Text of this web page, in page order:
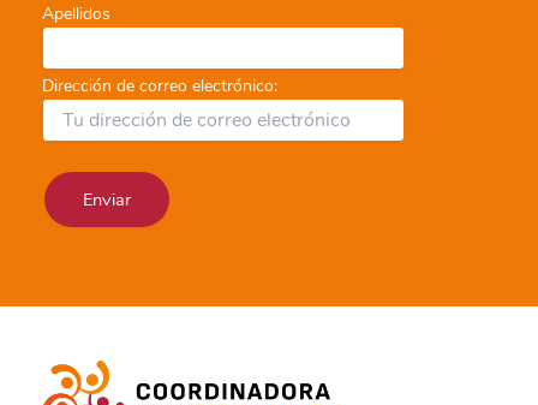
Apellidos
Dirección de correo electrónico: